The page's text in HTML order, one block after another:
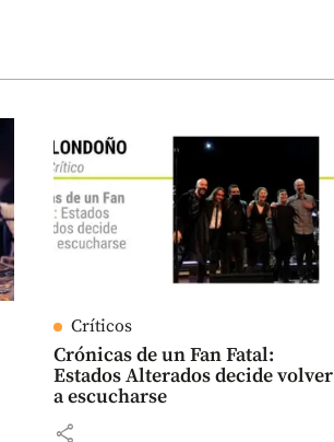
Críticos
Crónicas de un Fan Fatal:
Estados Alterados decide volver
a escucharse
share